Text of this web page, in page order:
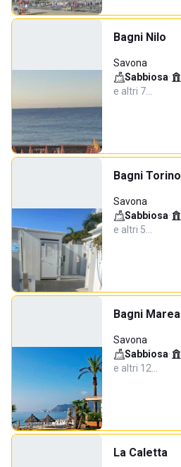
Bagni Nilo
Savona
Sabbiosa·
e altri 7…
Bagni Torino
Savona
Sabbiosa·
e altri 5…
Bagni Marea
Savona
Sabbiosa·
e altri 12…
La Caletta